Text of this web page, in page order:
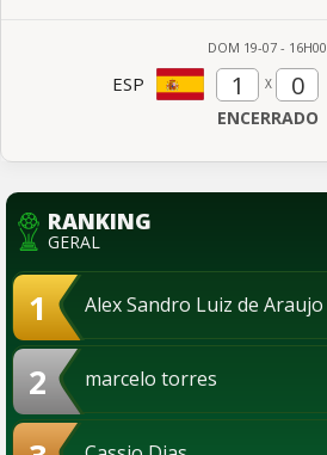
DOM 19-07 - 16H00
ESP
ENCERRADO
RANKING
GERAL
Alex Sandro Luiz de Araujo
1
marcelo torres
2